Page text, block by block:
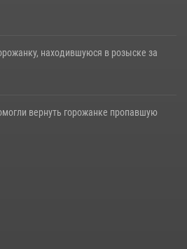
находившуюся в розыске за
вернуть горожанке пропавшую